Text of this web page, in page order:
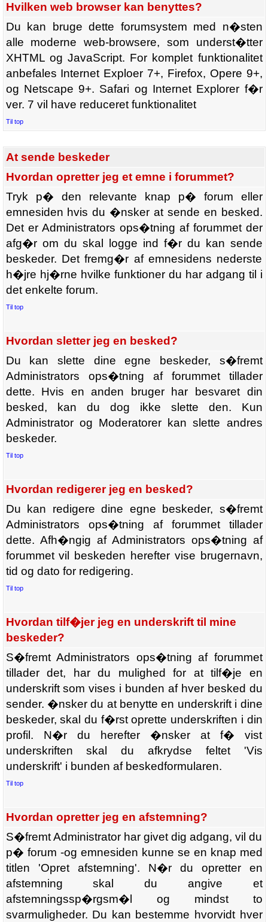
Hvilken web browser kan benyttes?
Du kan bruge dette forumsystem med n�sten
alle moderne web-browsere, som underst�tter
XHTML og JavaScript. For komplet funktionalitet
anbefales Internet Exploer 7+, Firefox, Opere 9+,
og Netscape 9+. Safari og Internet Explorer f�r
ver. 7 vil have reduceret funktionalitet
Til top
At sende beskeder
Hvordan opretter jeg et emne i forummet?
Tryk p� den relevante knap p� forum eller
emnesiden hvis du �nsker at sende en besked.
Det er Administrators ops�tning af forummet der
afg�r om du skal logge ind f�r du kan sende
beskeder. Det fremg�r af emnesidens nederste
h�jre hj�rne hvilke funktioner du har adgang til i
det enkelte forum.
Til top
Hvordan sletter jeg en besked?
Du kan slette dine egne beskeder, s�fremt
Administrators ops�tning af forummet tillader
dette. Hvis en anden bruger har besvaret din
besked, kan du dog ikke slette den. Kun
Administrator og Moderatorer kan slette andres
beskeder.
Til top
Hvordan redigerer jeg en besked?
Du kan redigere dine egne beskeder, s�fremt
Administrators ops�tning af forummet tillader
dette. Afh�ngig af Administrators ops�tning af
forummet vil beskeden herefter vise brugernavn,
tid og dato for redigering.
Til top
Hvordan tilf�jer jeg en underskrift til mine
beskeder?
S�fremt Administrators ops�tning af forummet
tillader det, har du mulighed for at tilf�je en
underskrift som vises i bunden af hver besked du
sender. �nsker du at benytte en underskrift i dine
beskeder, skal du f�rst oprette underskriften i din
profil. N�r du herefter �nsker at f� vist
underskriften skal du afkrydse feltet 'Vis
underskrift' i bunden af beskedformularen.
Til top
Hvordan opretter jeg en afstemning?
S�fremt Administrator har givet dig adgang, vil du
p� forum -og emnesiden kunne se en knap med
titlen 'Opret afstemning'. N�r du opretter en
afstemning skal du angive et
afstemningssp�rgsm�l og mindst to
svarmuligheder. Du kan bestemme hvorvidt hver